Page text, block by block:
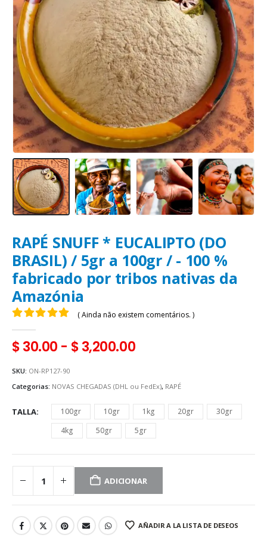
RAPÉ SNUFF * EUCALIPTO (DO
BRASIL) / 5gr a 100gr / - 100 %
fabricado por tribos nativas da
Amazónia
( Ainda não existem comentários. )
$30.00 - $3,200.00
SKU: ON-RP127-90
Categorias: NOVAS CHEGADAS (DHL ou FedEx), RAPÉ
TALLA 100gr 10gr 1kg 20gr
30gr
4kg
50gr 5gr
ADICIONAR
AÑADIR A LA LISTA DE DESEOS